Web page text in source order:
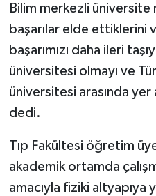
Bilim merkezli
başarılar elde ettiklerini
başarımızı daha ileri
üniversitesi olmayı ve
üniversitesi arasında
dedi.
Tıp Fakültesi öğretim
akademik ortamda
amacıyla fiziki altyapıya